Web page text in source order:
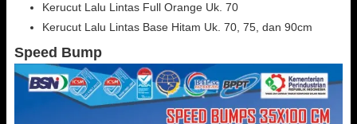
Kerucut Lalu Lintas Full Orange Uk. 70
Kerucut Lalu Lintas Base Hitam Uk. 70, 75, dan 90cm
Speed Bump